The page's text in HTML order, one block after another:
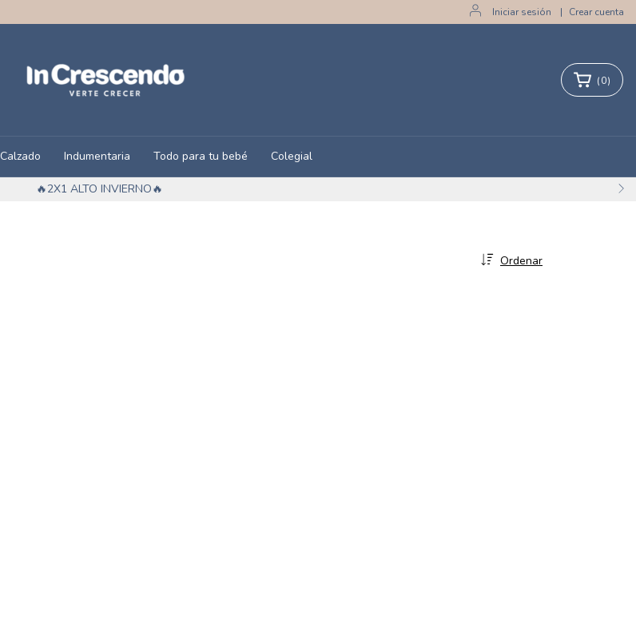
Iniciar sesión | Crear cuenta
🔥2X1 ALTO INVIERNO🔥
(0)
Calzado Indumentaria Todo para tu bebé Colegial
Ordenar